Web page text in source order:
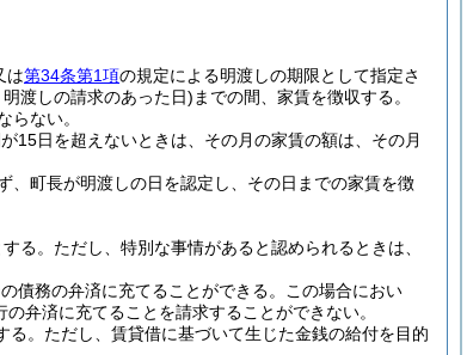
は第34条第1項の規定による明渡しの期限として指定さ
渡しの請求のあった日) までの間、家賃を徴収する。
らない。
15日を超えないときは、その月の家賃の額は、その月
、町長が明渡しの日を認定し、その日までの家賃を徴
る。 ただし、特別な事情があると認められるときは、
債務の弁済に充てることができる。
この場合におい
弁済に充てることを請求することができない。
。 ただし、賃貸借に基づいて生じた金銭の給付を目的